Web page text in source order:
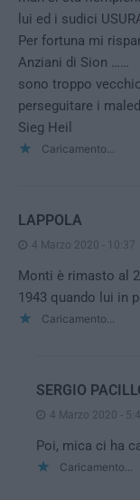
lui ed i sudici
Per fortuna mi
Anziani di Sion ……
sono troppo
perseguitare i
Sieg Heil
Caricamento...
LAPPOLA
4 Marzo 2020 - 10:37
Monti è rimasto al
1943 quando lui in
Caricamento...
SERGIO
4 Marzo 2020 -
Poi, mica ci ha
Caricamento...